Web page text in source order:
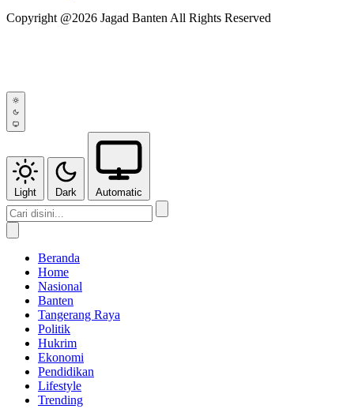
Copyright @2026 Jagad Banten All Rights Reserved
Light Dark Automatic
Beranda
Home
Nasional
Banten
Tangerang Raya
Politik
Hukrim
Ekonomi
Pendidikan
Lifestyle
Trending